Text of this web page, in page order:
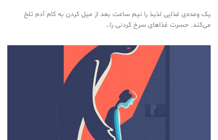
یک وعده‌ی غذایی لذیذ را نیم ساعت بعد از میل کردن به کام آدم تلخ
می‌کند. حسرت غذاهای سرخ کردنی را…